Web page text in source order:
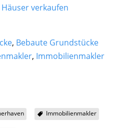
Häuser verkaufen
, Bebaute Grundstücke
, Immobilienmakler
Immobilienmakler